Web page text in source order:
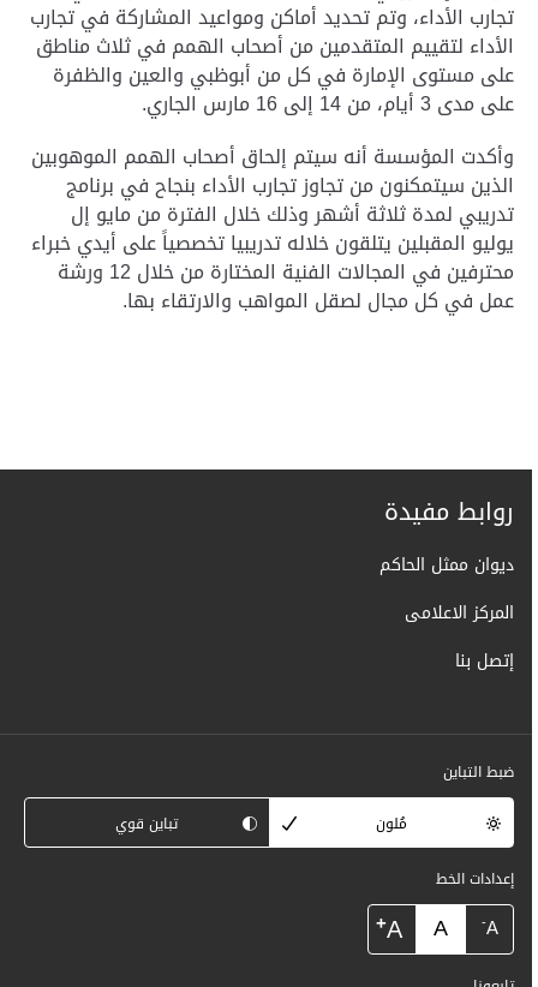
تجارب الأداء، وتم تحديد أماكن ومواعيد المشاركة في تجارب
الأداء لتقييم المتقدمين من أصحاب الهمم في ثلاث مناطق
على مستوى الإمارة في كل من أبوظبي والعين والظفرة
على مدى 3 أيام، من 14 إلى 16 مارس الجاري.
وأكدت المؤسسة أنه سيتم إلحاق أصحاب الهمم الموهوبين
الذين سيتمكنون من تجاوز تجارب الأداء بنجاح في برنامج
تدريبي لمدة ثلاثة أشهر وذلك خلال الفترة من مايو إل
يوليو المقبلين يتلقون خلاله تدريبيا تخصصياً على أيدي خبراء
محترفين في المجالات الفنية المختارة من خلال 12 ورشة
عمل في كل مجال لصقل المواهب والارتقاء بها.
روابط مفيدة
ديوان ممثل الحاكم
المركز الاعلامى
إتصل بنا
ضبط التباين
مُلون
تباين قوي
إعدادات الخط
A
-
A
A
+